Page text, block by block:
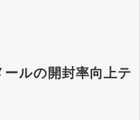
ルの開封率向上テ